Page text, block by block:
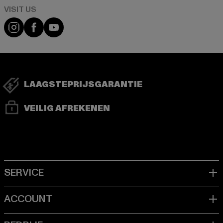
Visit our Instagram page:
Visit our Facebook page:
Visit our YouTube channel:
LAAGSTEPRIJSGARANTIE
VEILIG AFREKENEN